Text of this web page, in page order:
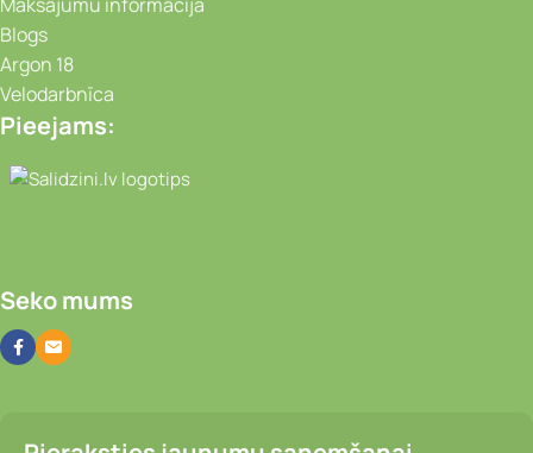
Blogs
Argon 18
Velodarbnīca
Pieejams:
Video novērošanas kameras, Portatīvie
Seko mums